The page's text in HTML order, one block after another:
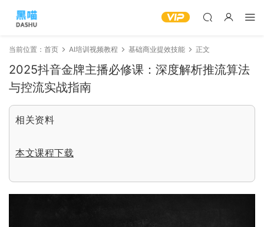
当前位置： 首页 AI培训视频教程 基础商业提效技能 正文
2025抖音金牌主播必修课：深度解析推流算法
与控流实战指南
相关资料
本文课程下载